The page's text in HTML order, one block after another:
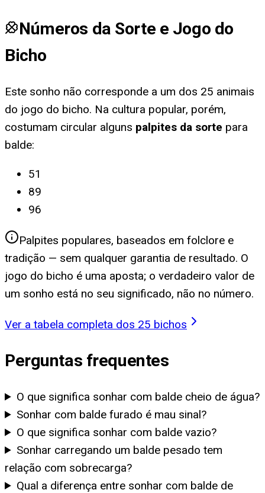
Números da Sorte e Jogo do
Bicho
Este sonho não corresponde a um dos 25 animais
do jogo do bicho. Na cultura popular, porém,
costumam circular alguns palpites da sorte para
balde:
51
89
96
Palpites populares, baseados em folclore e
tradição — sem qualquer garantia de resultado. O
jogo do bicho é uma aposta; o verdadeiro valor de
um sonho está no seu significado, não no número.
Ver a tabela completa dos 25 bichos
Perguntas frequentes
O que significa sonhar com balde cheio de água?
Sonhar com balde furado é mau sinal?
O que significa sonhar com balde vazio?
Sonhar carregando um balde pesado tem
relação com sobrecarga?
Qual a diferença entre sonhar com balde de